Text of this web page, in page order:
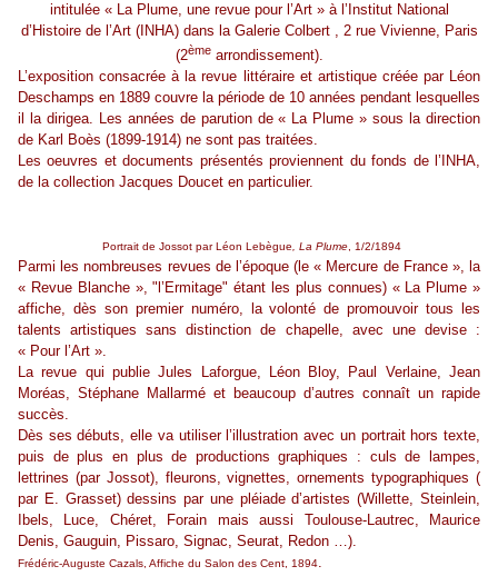
intitulée « La Plume, une revue pour l’Art » à l’Institut National
d’Histoire de l’Art (INHA) dans la Galerie Colbert , 2 rue Vivienne, Paris
(2èmearrondissement).
L’exposition consacrée à la revue littéraire et artistique créée par Léon
Deschamps en 1889 couvre la période de 10 années pendant lesquelles
il la dirigea. Les années de parution de « La Plume » sous la direction
de Karl Boès (1899-1914) ne sont pas traitées.
Les oeuvres et documents présentés proviennent du fonds de l’INHA,
de la collection Jacques Doucet en particulier.
Portrait de Jossot par Léon Lebègue , La Plume, 1/2/1894
Parmi les nombreuses revues de l’époque (le « Mercure de France », la
« Revue Blanche », "l’Ermitage" étant les plus connues) « La Plume »
affiche, dès son premier numéro, la volonté de promouvoir tous les
talents artistiques sans distinction de chapelle, avec une devise :
« Pour l’Art ».
La revue qui publie Jules Laforgue, Léon Bloy, Paul Verlaine, Jean
Moréas, Stéphane Mallarmé et beaucoup d’autres connaît un rapide
succès.
Dès ses débuts, elle va utiliser l’illustration avec un portrait hors texte,
puis de plus en plus de productions graphiques : culs de lampes,
lettrines (par Jossot), fleurons, vignettes, ornements typographiques (
par E. Grasset) dessins par une pléiade d’artistes (Willette, Steinlein,
Ibels, Luce, Chéret, Forain mais aussi Toulouse-Lautrec, Maurice
Denis, Gauguin, Pissaro, Signac, Seurat, Redon …).
Frédéric-Auguste Cazals, Affiche du Salon des Cent, 1894